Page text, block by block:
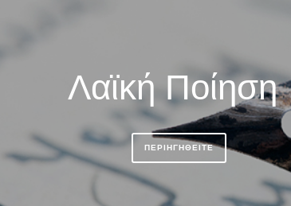
Λαϊκή Ποίηση
ΠΕΡΙΗΓΗΘΕΙΤΕ